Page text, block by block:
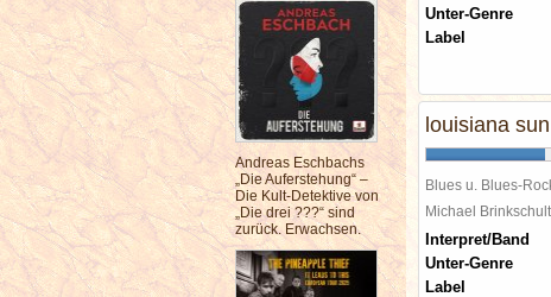
Andreas Eschbachs
„Die Auferstehung“ –
Die Kult-Detektive von
„Die drei ???“ sind
zurück. Erwachsen.
Unter-Genre
Label
louisiana sun
Blues u. Blues-
Michael
Interpret/Band
Unter-Genre
Label